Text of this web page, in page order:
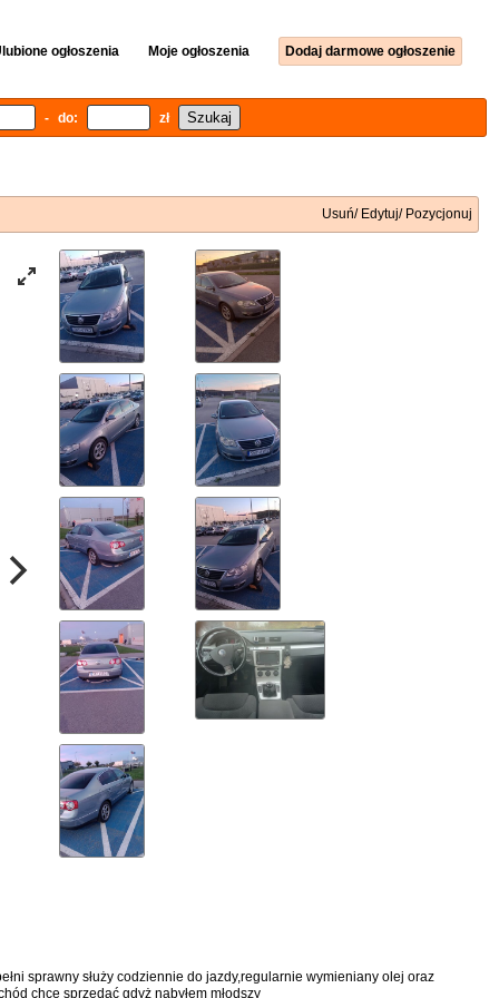
ogłoszenia Moje ogłoszenia Dodaj darmowe ogłoszenie
- do: zł
Usuń/ Edytuj/ Pozycjonuj
sprawny służy codziennie do jazdy,regularnie wymieniany olej oraz
chcę sprzedać gdyż nabyłem młodszy